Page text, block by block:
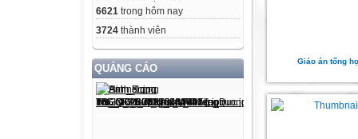
6621 trong hôm nay
3724 thành viên
QUẢNG CÁO
Giáo án tổng